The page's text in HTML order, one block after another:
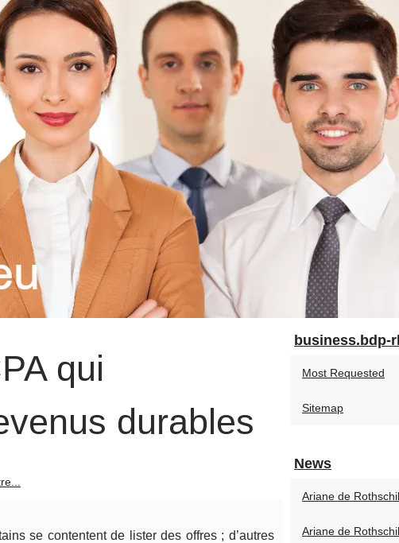
qui
durables
se contentent de lister des offres ; d’autres
business.bdp-
Most Requested
Sitemap
News
Ariane de
Ariane de